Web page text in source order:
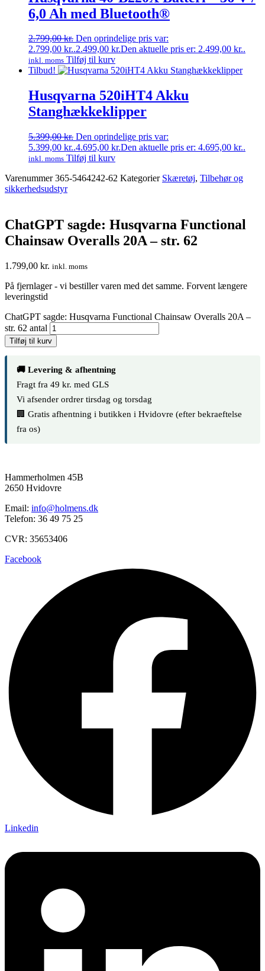
6,0 Ah med Bluetooth®
2.799,00kr. Den oprindelige pris var:
2.799,00 kr..2.499,00 kr.Den aktuelle pris er: 2.499,00 kr..
inkl. moms Tilføj til kurv
Tilbud!
Husqvarna 520iHT4 Akku
Stanghækkeklipper
5.399,00kr. Den oprindelige pris var:
5.399,00 kr..4.695,00 kr.Den aktuelle pris er: 4.695,00 kr..
inkl. moms Tilføj til kurv
Varenummer365-5464242-62 Kategorier Skæretøj, Tilbehør og
sikkerhedsudstyr
ChatGPT sagde: Husqvarna Functional
Chainsaw Overalls 20A – str. 62
1.799,00 kr. inkl. moms
På fjernlager - vi bestiller varen med det samme. Forvent længere
leveringstid
ChatGPT sagde: Husqvarna Functional Chainsaw Overalls 20A –
str. 62 antal
Tilføj til kurv
🚚 Levering & afhentning
Fragt fra 49 kr. med GLS
Vi afsender ordrer tirsdag og torsdag
🏢 Gratis afhentning i butikken i Hvidovre (efter bekraeftelse
fra os)
Hammerholmen 45B
2650 Hvidovre
Email: info@holmens.dk
Telefon: 36 49 75 25
CVR: 35653406
Facebook
Linkedin